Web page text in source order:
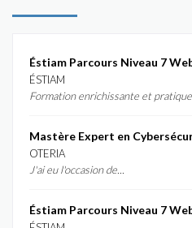
Éstiam Parcours Niveau 7
ÉSTIAM
Formation enrichissante et pratique...
Mastère Expert en
OTERIA
J'ai eu l'occasion de...
Éstiam Parcours Niveau 7